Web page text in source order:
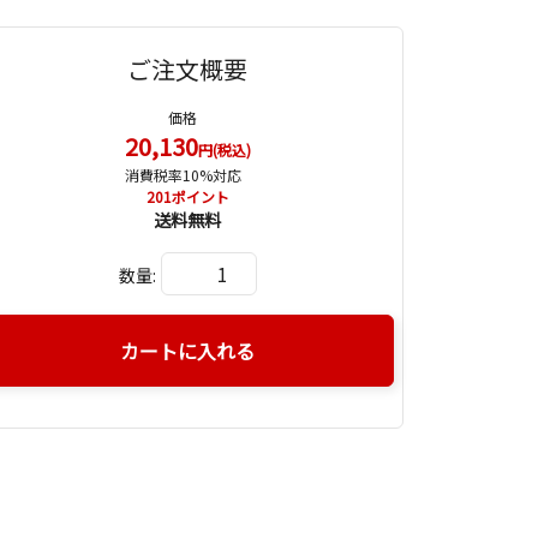
ご注文概要
価格
20,130円(税込)
消費税率10%対応
201ポイント
送料無料
数量:
カートに入れる